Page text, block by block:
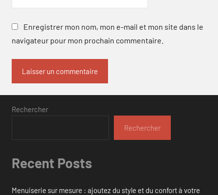
Enregistrer mon nom, mon e-mail et mon site dans le
navigateur pour mon prochain commentaire.
Rechercher
Rechercher
Recent Posts
Menuiserie sur mesure : ajoutez du style et du confort à votre